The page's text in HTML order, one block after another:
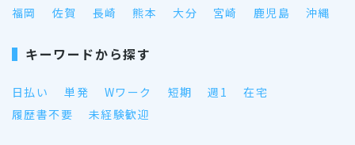
福岡 佐賀 長崎 熊本 大分 宮崎 鹿児島 沖縄
キーワードから探す
日払い 単発 Wワーク 短期 週1
在宅
履歴書不要
未経験歓迎